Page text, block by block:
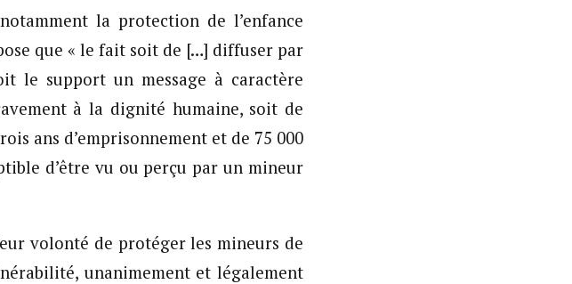
la protection de l’enfance
que « le fait soit de […] diffuser par
le support un message à caractère
à la dignité humaine, soit de
ans d’emprisonnement et de 75 000
d’être vu ou perçu par un mineur
volonté de protéger les mineurs de
unanimement et légalement